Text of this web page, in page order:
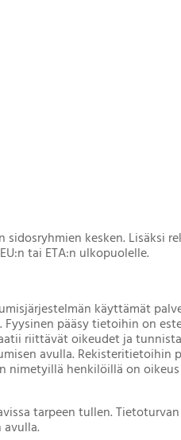
kesken. Lisäksi
tai ETA:n ulkopuolelle.
käyttämät
pääsy tietoihin on
riittävät oikeudet ja
avulla. Rekisteritietoihin
nimetyillä henkilöillä on
tarpeen tullen.